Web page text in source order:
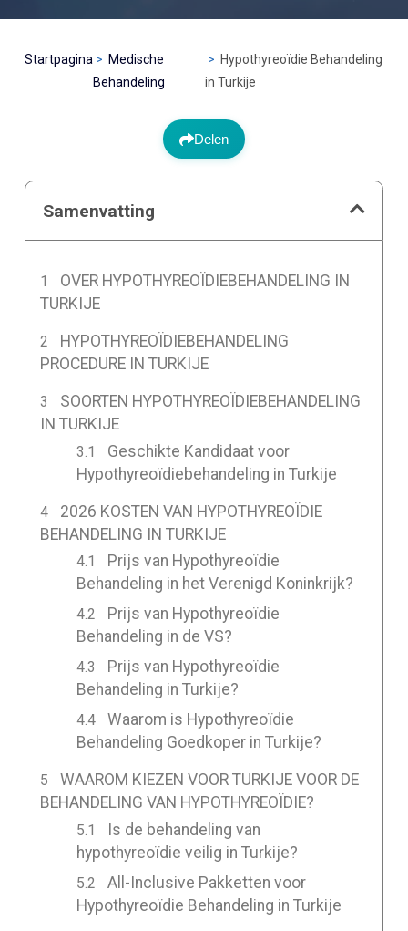
Startpagina
Medische
Behandeling
Hypothyreoïdie Behandeling
in Turkije
Delen
Samenvatting
OVER HYPOTHYREOÏDIEBEHANDELING IN
TURKIJE
HYPOTHYREOÏDIEBEHANDELING
PROCEDURE IN TURKIJE
SOORTEN HYPOTHYREOÏDIEBEHANDELING
IN TURKIJE
Geschikte Kandidaat voor
Hypothyreoïdiebehandeling in Turkije
2026 KOSTEN VAN HYPOTHYREOÏDIE
BEHANDELING IN TURKIJE
Prijs van Hypothyreoïdie
Behandeling in het Verenigd Koninkrijk?
Prijs van Hypothyreoïdie
Behandeling in de VS?
Prijs van Hypothyreoïdie
Behandeling in Turkije?
Waarom is Hypothyreoïdie
Behandeling Goedkoper in Turkije?
WAAROM KIEZEN VOOR TURKIJE VOOR DE
BEHANDELING VAN HYPOTHYREOÏDIE?
Is de behandeling van
hypothyreoïdie veilig in Turkije?
All-Inclusive Pakketten voor
Hypothyreoïdie Behandeling in Turkije